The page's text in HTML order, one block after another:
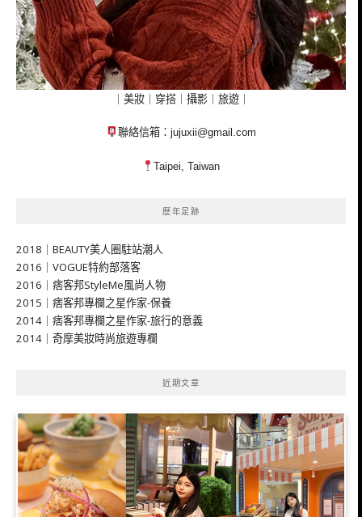
｜美妝｜穿搭｜攝影｜旅遊｜
聯絡信箱： jujuxii@gmail.com
Taipei, Taiwan
歷年足跡
2018｜BEAUTY美人圈駐站潮人
2016｜VOGUE特約部落客
2016｜痞客邦StyleMe風尚人物
2015｜痞客邦專欄之星作家-保養
2014｜痞客邦專欄之星作家-旅行的意義
2014｜奇摩美妝時尚旅遊專欄
近期文章